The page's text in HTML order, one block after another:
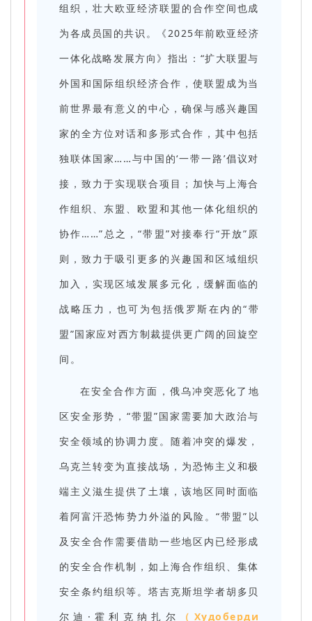
组织，壮大欧亚经济联盟的合作空间也成
为各成员国的共识。《2025年前欧亚经济
一体化战略发展方向》指出：“扩大联盟与
外国和国际组织经济合作，使联盟成为当
前世界最有意义的中心，确保与感兴趣国
家的全方位对话和多形式合作，其中包括
独联体国家……与中国的‘一带一路’倡议对
接，致力于实现联合项目；加快与上海合
作组织、东盟、欧盟和其他一体化组织的
协作……”总之，“带盟”对接奉行“开放”原
则，致力于吸引更多的兴趣国和区域组织
加入，实现区域发展多元化，缓解面临的
战略压力，也可为包括俄罗斯在内的“带
盟”国家应对西方制裁提供更广阔的回旋空
间。
在安全合作方面，俄乌冲突恶化了地
区安全形势，“带盟”国家需要加大政治与
安全领域的协调力度。随着冲突的爆发，
乌克兰转变为直接战场，为恐怖主义和极
端主义滋生提供了土壤，该地区同时面临
着阿富汗恐怖势力外溢的风险。“带盟”以
及安全合作需要借助一些地区内已经形成
的安全合作机制，如上海合作组织、集体
安全条约组织等。塔吉克斯坦学者胡多贝
尔迪·霍利克纳扎尔
（Худоберди